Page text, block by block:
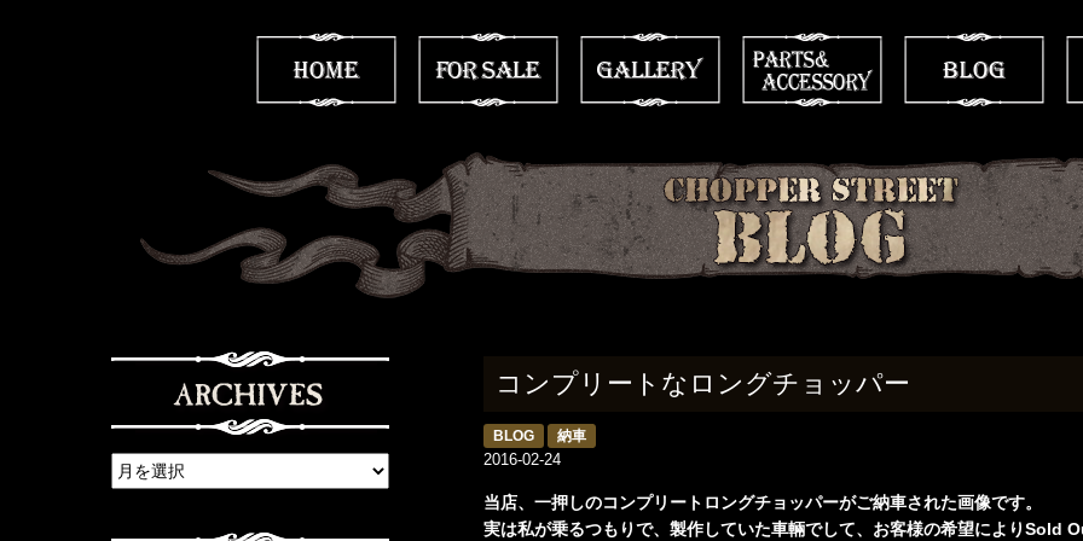
コンプリートなロングチョッパー
BLOG 納車
2016-02-24
当店、一押しのコンプリートロングチョッパーがご納車された画像です。
実は私が乗るつもりで、製作していた車輛でして、お客様の希望によりSold